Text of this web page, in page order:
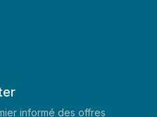
informé des offres